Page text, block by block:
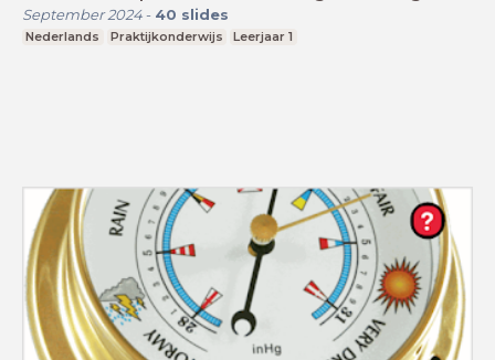
September 2024- 40 slides
Nederlands Praktijkonderwijs Leerjaar 1